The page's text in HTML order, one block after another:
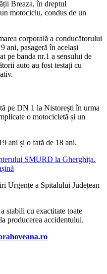
Breaza, în dreptul
motociclu, condus de un
corporală a conducătorului
ani, pasageră în același
pe banda nr.1 a sensului de
auto au fost testați cu
pe DN 1 la Nistorești în urma
o motocicletă și un
ani și o fată de 18 ani.
SMURD la Gherghița.
Urgențe a Spitalului Județean
stabili cu exactitate toate
producerea accidentului.